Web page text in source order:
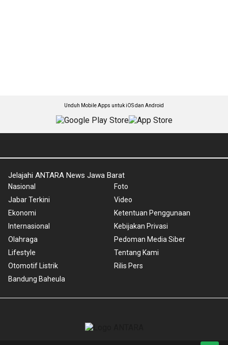
Unduh Mobile Apps untuk iOS dan Android
Jelajahi ANTARA News Jawa Barat
Nasional
Jabar Terkini
Ekonomi
Internasional
Olahraga
Lifestyle
Otomotif Listrik
Bandung Baheula
Foto
Video
Ketentuan Penggunaan
Kebijakan Privasi
Pedoman Media Siber
Tentang Kami
Rilis Pers